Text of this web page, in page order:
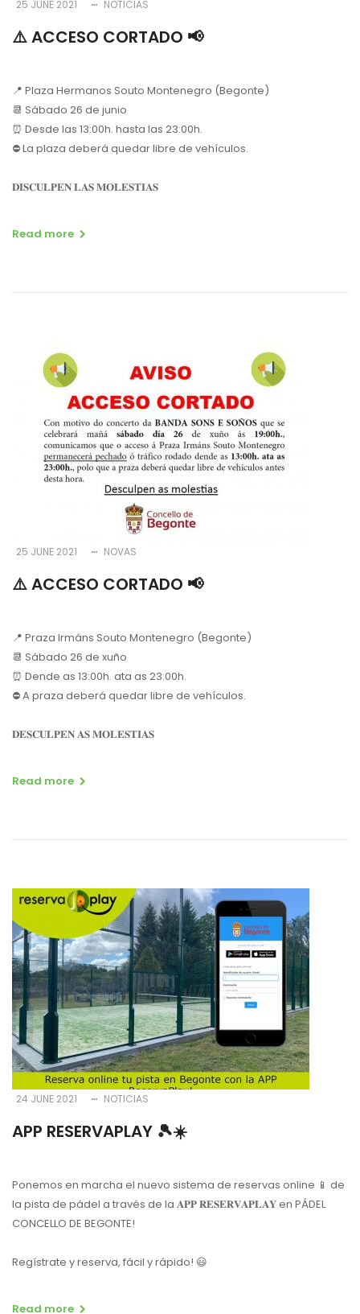
25 JUNE 2021 NOTICIAS
⚠️ ACCESO CORTADO 📢
📍 Plaza Hermanos Souto Montenegro (Begonte)
📆 Sábado 26 de junio
⏰ Desde las 13:00h. hasta las 23:00h.
⛔️ La plaza deberá quedar libre de vehículos.
𝐃𝐈𝐒𝐂𝐔𝐋𝐏𝐄𝐍 𝐋𝐀𝐒 𝐌𝐎𝐋𝐄𝐒𝐓𝐈𝐀𝐒
Read more
25 JUNE 2021 NOVAS
⚠️ ACCESO CORTADO 📢
📍 Praza Irmáns Souto Montenegro (Begonte)
📆 Sábado 26 de xuño
⏰ Dende as 13:00h. ata as 23:00h.
⛔️ A praza deberá quedar libre de vehículos.
𝐃𝐄𝐒𝐂𝐔𝐋𝐏𝐄𝐍 𝐀𝐒 𝐌𝐎𝐋𝐄𝐒𝐓𝐈𝐀𝐒
Read more
24 JUNE 2021 NOTICIAS
APP RESERVAPLAY 🎾☀️
Ponemos en marcha el nuevo sistema de reservas online 📱 de
la pista de pádel a través de la 𝐀𝐏𝐏 𝐑𝐄𝐒𝐄𝐑𝐕𝐀𝐏𝐋𝐀𝐘 en PÁDEL
CONCELLO DE BEGONTE!
Regístrate y reserva, fácil y rápido! 😃
Read more